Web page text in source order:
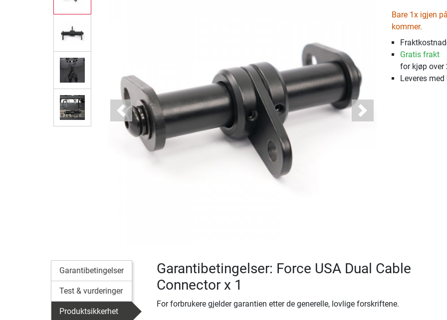
Previous Next
Bare 1x igjen
kommer.
Gratis frakt
for kjøp over
Leveres med
Garantibetingelser
Test & vurderinger
Produktsikkerhet
Garantibetingelser: Force USA Dual Cable
Connector x 1
For forbrukere gjelder garantien etter de generelle, lovlige forskriftene.